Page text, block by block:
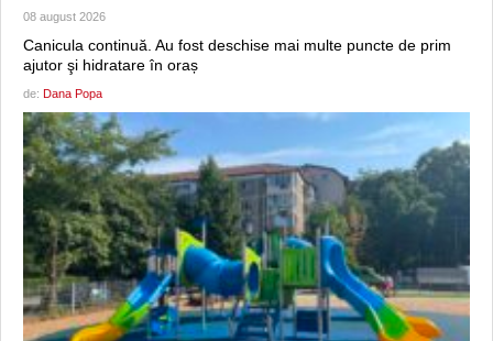
08 august 2026
Canicula continuă. Au fost deschise mai multe puncte de prim
ajutor şi hidratare în oraș
de: Dana Popa